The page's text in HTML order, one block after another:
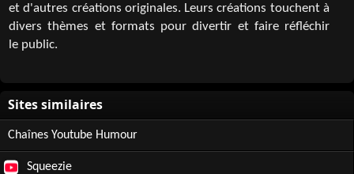
et d'autres créations originales. Leurs créations touchent à
divers thèmes et formats pour divertir et faire réfléchir
le public.
Chaînes Youtube Humour
Squeezie